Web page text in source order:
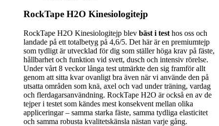
RockTape H2O Kinesiologitejp
RockTape H2O Kinesiologitejp blev bäst i test hos oss och
landade på ett totalbetyg på 4,6/5. Det här är en premiumtejp
som tydligt är utvecklad för dig som ställer höga krav på fäste,
hållbarhet och funktion vid svett, dusch och intensiv rörelse.
Under vårt 8 veckor långa test utmärkte den sig framför allt
genom att sitta kvar ovanligt bra även när vi använde den på
utsatta områden som knä, axel och vad under träning, vardag
och flerdagarsanvändning. RockTape H2O är också en av de
tejper i testet som kändes mest konsekvent mellan olika
appliceringar – samma starka fäste, samma tydliga elasticitet
och samma robusta kvalitetskänsla nästan varje gång.